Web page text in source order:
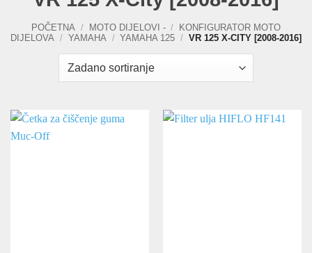
POČETNA / MOTO DIJELOVI - /
KONFIGURATOR MOTO
DIJELOVA / YAMAHA / YAMAHA 125 / VR 125 X-CITY [2008-2016]